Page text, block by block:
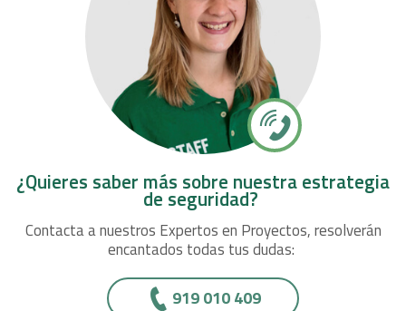
¿Quieres saber más sobre nuestra estrategia
de seguridad?
Contacta a nuestros Expertos en Proyectos, resolverán
encantados todas tus dudas:
919 010 409